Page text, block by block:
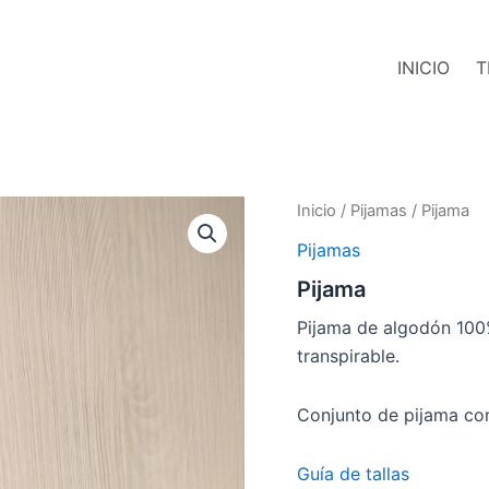
INICIO
Inicio / Pijamas / Pijama
Pijamas
Pijama
Pijama de algodón
transpirable.
Conjunto de pijama
Guía de tallas